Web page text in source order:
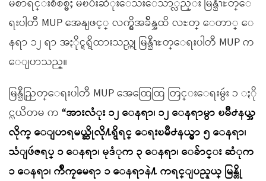
မဲစာရင္းစီစစ္မႈ မၿပီးဆံုးေသးေသာ္လည္း မြန္ညီၫႊတ္ေ
ရးပါတီ MUP အေနျဖင့္ လက္ရွိအခ်ိန္အထိ လႊတ္ ေတာ္ ေ
နရာ ၁၂ ရာ အႏိုင္ရရွိထားသည္ဟု မြန္ညီၫႊတ္ေရးပါတီ MUP က
ေျပာသည္။
မြန္ညီညြတ္ေရးပါတီ MUP အေထြေထြ တြင္းေရးမွဴး ၁ ႏို
င္လယိတမ က “အားလံုး ၁၂ ေနရာ၊ ၁၂ ေနရာမွာ ၿမိဳ႕နယ္အ
လိုက္ ေျပာရမယ္ဆိုလို႔ရွိရင္ ေရးၿမိဳ႕နယ္မွာ ၅ ေနရာ၊
သံျဖဴဇရပ္ ၁ ေနရာ၊ မုဒံုက ၃ ေနရာ၊ ေခ်ာင္း ဆံုက
၁ ေနရာ၊ က်ိဳကၠမေရာ ၁ ေနရာနဲ႔ ကရင္ျပည္နယ္ မြန္တို